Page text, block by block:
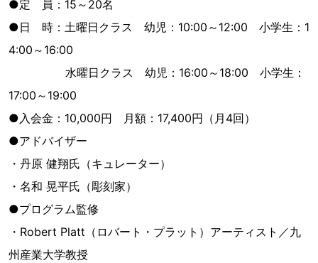
●定 員：15～20名
●日 時：土曜日クラス 幼児：10:00～12:00 小学生：1
4:00～16:00
水曜日クラス 幼児：16:00～18:00 小学生：
17:00～19:00
●入会金：10,000円 月額：17,400円（月4回）
●アドバイザー
・丹原 健翔氏（キュレーター）
・名和 晃平氏（彫刻家）
●プログラム監修
・Robert Platt（ロバート・プラット）アーティスト／九
州産業大学教授